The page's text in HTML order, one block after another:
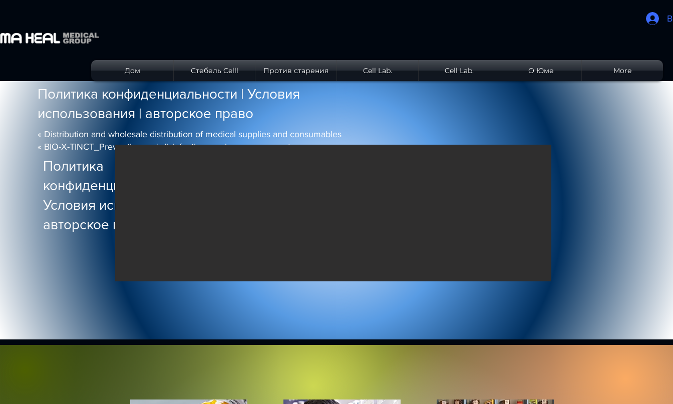
Дом Стебель Celll Против старения Cell Lab. Cell Lab. О Юме More
Политика конфиденциальности | Условия
использования | авторское право
« Distribution and wholesale distribution of medical supplies and consumables
« BIO-X-TINCT_Prevention and disinfection service management
Политика
конфиденциальности |
Условия использования |
авторское право